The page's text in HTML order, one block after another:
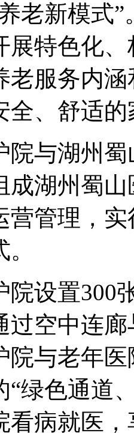
老新模式
展特色化
老服务内
全、舒适的
院与湖州
成湖州蜀
营管理，
院设置300
过空中连
院与老年
“绿色通道
看病就医